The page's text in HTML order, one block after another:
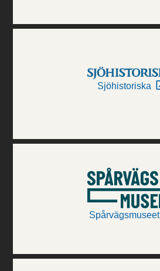
Sjöhistoriska
Spårvägsmuseet